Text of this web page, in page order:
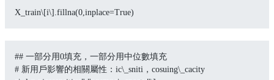
X_train\[i\].fillna(0,inplace=True)
## 一部分用0填充，一部分用中位數填充
# 新用戶影響的相關屬性：ic\_sniti，cosuing\_cacity